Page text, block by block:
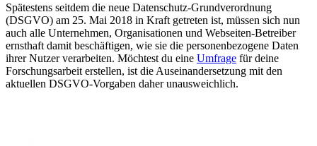
Spätestens seitdem die neue Datenschutz-Grundverordnung
(DSGVO) am 25. Mai 2018 in Kraft getreten ist, müssen sich nun
auch alle Unternehmen, Organisationen und Webseiten-Betreiber
ernsthaft damit beschäftigen, wie sie die personenbezogene Daten
ihrer Nutzer verarbeiten. Möchtest du eine Umfrage für deine
Forschungsarbeit erstellen, ist die Auseinandersetzung mit den
aktuellen DSGVO-Vorgaben daher unausweichlich.